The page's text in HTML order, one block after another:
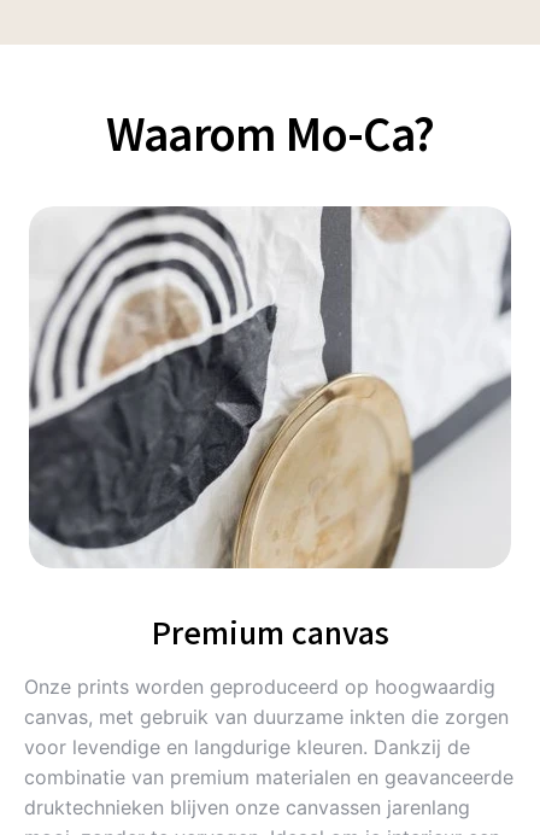
Waarom Mo-Ca?
Premium canvas
Onze prints worden geproduceerd op hoogwaardig
canvas, met gebruik van duurzame inkten die zorgen
voor levendige en langdurige kleuren. Dankzij de
combinatie van premium materialen en geavanceerde
druktechnieken blijven onze canvassen jarenlang